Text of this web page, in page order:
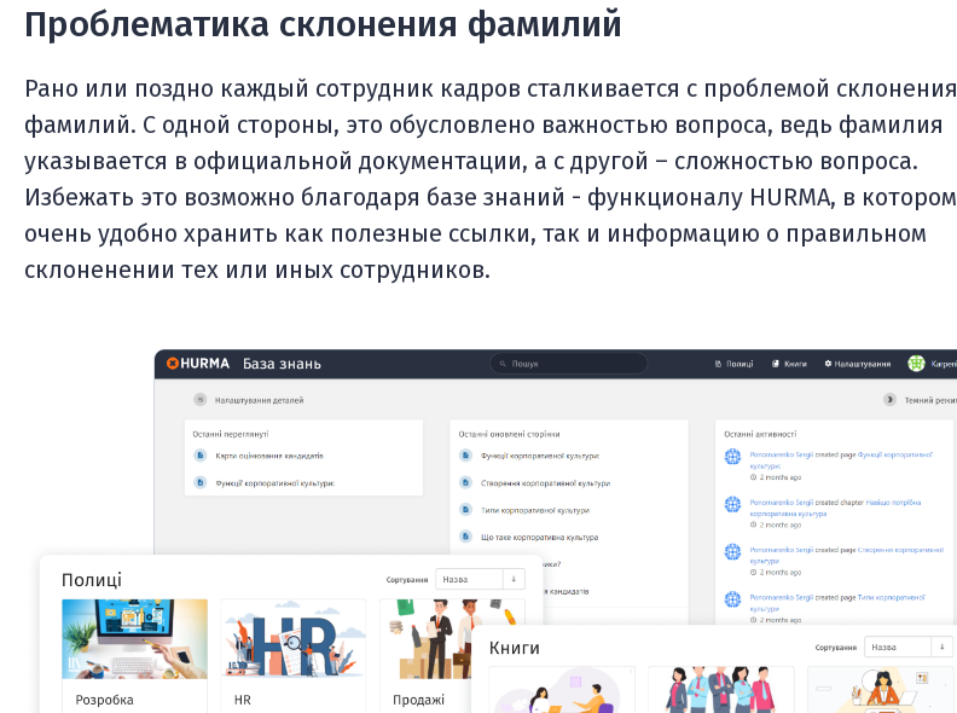
Проблематика склонения фамилий
Рано или поздно каждый сотрудник кадров сталкивается с проблемой склонения
фамилий. С одной стороны, это обусловлено важностью вопроса, ведь фамилия
указывается в официальной документации, а с другой – сложностью вопроса.
Избежать это возможно благодаря базе знаний - функционалу HURMA, в котором
очень удобно хранить как полезные ссылки, так и информацию о правильном
склоненении тех или иных сотрудников.